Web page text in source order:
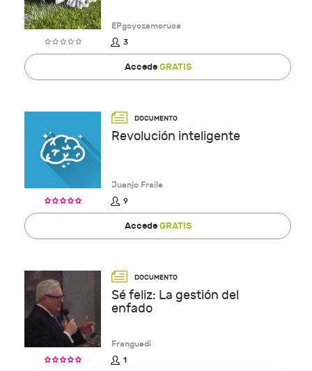
EPgoyozamoruca
3
AccedeGRATIS
Revolución inteligente
Juanjo Fraile
9
AccedeGRATIS
Sé feliz: La gestión del
enfado
Franguedi
1